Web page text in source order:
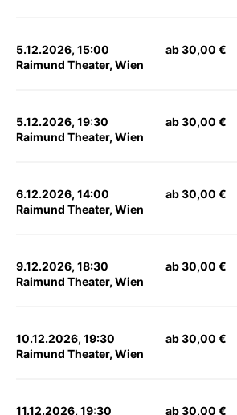
5.12.2026, 15:00
Raimund Theater, Wien
ab 30,00 €
5.12.2026, 19:30
Raimund Theater, Wien
ab 30,00 €
6.12.2026, 14:00
Raimund Theater, Wien
ab 30,00 €
9.12.2026, 18:30
Raimund Theater, Wien
ab 30,00 €
10.12.2026, 19:30
Raimund Theater, Wien
ab 30,00 €
11.12.2026, 19:30
ab 30,00 €